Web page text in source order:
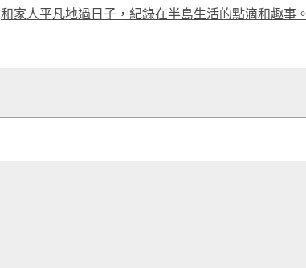
和家人平凡地過日子，紀錄在半島生活的點滴和趣事。